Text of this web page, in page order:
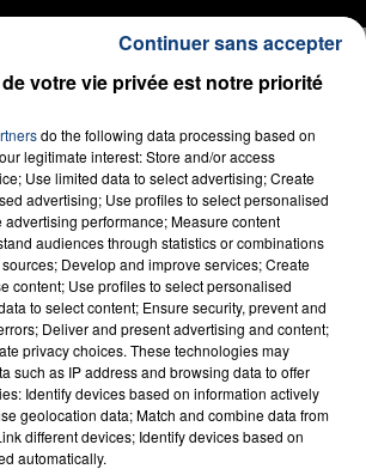
À LENS : UNE FEMME ET
LA VIE ET LA...
immolé par le feu après avoir
votre vie privée est notre priorité
do the following data processing based on
legitimate interest: Store and/or access
Use limited data to select advertising; Create
advertising; Use profiles to select personalised
performance; Measure content
audiences through statistics or combinations
Develop and improve services; Create
content; Use profiles to select personalised
to select content; Ensure security, prevent and
Deliver and present advertising and content;
privacy choices. These technologies may
such as IP address and browsing data to offer
Identify devices based on information actively
geolocation data; Match and combine data from
different devices; Identify devices based on
automatically.
Continuer sans accepter